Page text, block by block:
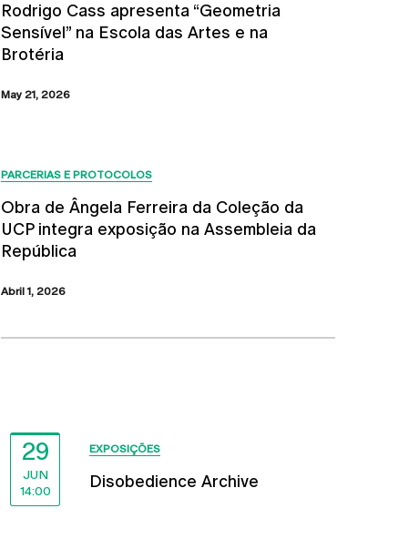
Rodrigo Cass apresenta “Geometria
Sensível” na Escola das Artes e na
Brotéria
May 21, 2026
PARCERIAS E PROTOCOLOS
Obra de Ângela Ferreira da Coleção da
UCP integra exposição na Assembleia da
República
Abril 1, 2026
29
JUN
14:00
EXPOSIÇÕES
Disobedience Archive